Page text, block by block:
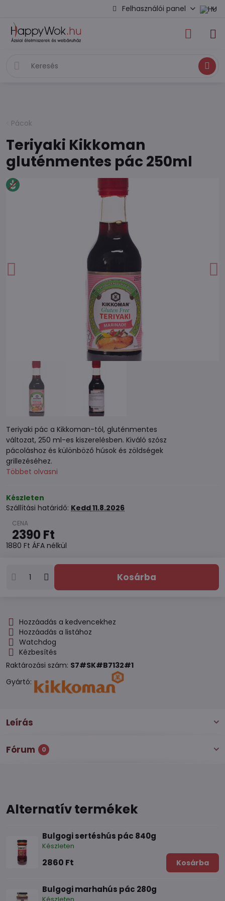
Felhasználói panel
Keresés
Pácok
Teriyaki Kikkoman
gluténmentes pác 250ml
Teriyaki pác a Kikkoman-tól, gluténmentes
változat, 250 ml-es kiszerelésben. Kiváló szósz
pácoláshoz és különböző húsok és zöldségek
grillezéséhez.
Többet olvasni
Készleten
Szállítási határidő: Kedd11.8.2026
2390 Ft
1880 Ft ÁFA nélkül
Kosárba
Hozzáadás a kedvencekhez
Hozzáadás a listához
Watchdog
Kézbesítés
Raktározási szám: S7#SK#B7132#1
Gyártó:
Leírás
Fórum 0
Alternatív termékek
Bulgogi sertéshús pác 840g
Készleten
2860 Ft Kosárba
Bulgogi marhahús pác 280g